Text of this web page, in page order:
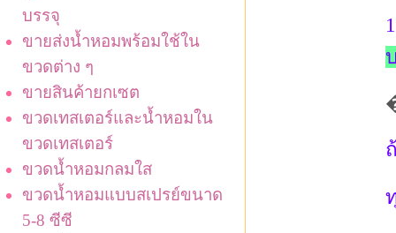
บรรจุ
ขายส่งน้ำหอมพร้อมใช้ใน
ขวดต่าง ๆ
ขายสินค้ายกเซต
ขวดเทสเตอร์และน้ำหอมใน
ขวดเทสเตอร์
ขวดน้ำหอมกลมใส
ขวดน้ำหอมแบบสเปรย์ขนาด
5-8 ซีซี